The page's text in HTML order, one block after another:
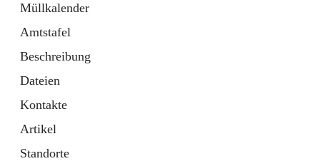
Müllkalender
Amtstafel
Beschreibung
Dateien
Kontakte
Artikel
Standorte